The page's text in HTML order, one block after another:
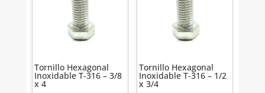
Tornillo Hexagonal
Inoxidable T-316 – 3/8
x 4
Tornillo Hexagonal
Inoxidable T-316 – 1/2
x 3/4